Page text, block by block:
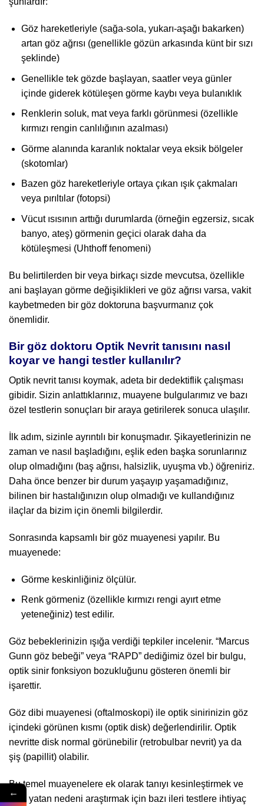
Göz hareketleriyle (sağa-sola, yukarı-aşağı bakarken)
artan göz ağrısı (genellikle gözün arkasında künt bir sızı
şeklinde)
Genellikle tek gözde başlayan, saatler veya günler
içinde giderek kötüleşen görme kaybı veya bulanıklık
Renklerin soluk, mat veya farklı görünmesi (özellikle
kırmızı rengin canlılığının azalması)
Görme alanında karanlık noktalar veya eksik bölgeler
(skotomlar)
Bazen göz hareketleriyle ortaya çıkan ışık çakmaları
veya pırıltılar (fotopsi)
Vücut ısısının arttığı durumlarda (örneğin egzersiz, sıcak
banyo, ateş) görmenin geçici olarak daha da
kötüleşmesi (Uhthoff fenomeni)
Bu belirtilerden bir veya birkaçı sizde mevcutsa, özellikle
ani başlayan görme değişiklikleri ve göz ağrısı varsa, vakit
kaybetmeden bir göz doktoruna başvurmanız çok
önemlidir.
Bir göz doktoru Optik Nevrit tanısını nasıl
koyar ve hangi testler kullanılır?
Optik nevrit tanısı koymak, adeta bir dedektiflik çalışması
gibidir. Sizin anlattıklarınız, muayene bulgularımız ve bazı
özel testlerin sonuçları bir araya getirilerek sonuca ulaşılır.
İlk adım, sizinle ayrıntılı bir konuşmadır. Şikayetlerinizin ne
zaman ve nasıl başladığını, eşlik eden başka sorunlarınız
olup olmadığını (baş ağrısı, halsizlik, uyuşma vb.) öğreniriz.
Daha önce benzer bir durum yaşayıp yaşamadığınız,
bilinen bir hastalığınızın olup olmadığı ve kullandığınız
ilaçlar da bizim için önemli bilgilerdir.
Sonrasında kapsamlı bir göz muayenesi yapılır. Bu
muayenede:
Görme keskinliğiniz ölçülür.
Renk görmeniz (özellikle kırmızı rengi ayırt etme
yeteneğiniz) test edilir.
Göz bebeklerinizin ışığa verdiği tepkiler incelenir. “Marcus
Gunn göz bebeği” veya “RAPD” dediğimiz özel bir bulgu,
optik sinir fonksiyon bozukluğunu gösteren önemli bir
işarettir.
Göz dibi muayenesi (oftalmoskopi) ile optik sinirinizin göz
içindeki görünen kısmı (optik disk) değerlendirilir. Optik
nevritte disk normal görünebilir (retrobulbar nevrit) ya da
şiş (papillit) olabilir.
Bu temel muayenelere ek olarak tanıyı kesinleştirmek ve
altta yatan nedeni araştırmak için bazı ileri testlere ihtiyaç
←